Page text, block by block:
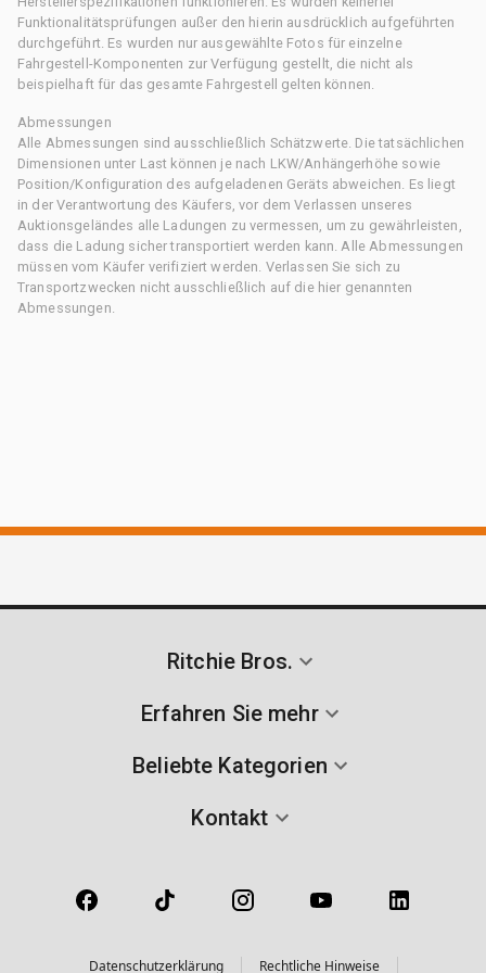
Funktionalitätsprüfungen außer den hierin ausdrücklich aufgeführten
durchgeführt. Es wurden nur ausgewählte Fotos für einzelne
Fahrgestell-Komponenten zur Verfügung gestellt, die nicht als
beispielhaft für das gesamte Fahrgestell gelten können.
Abmessungen
Alle Abmessungen sind ausschließlich Schätzwerte. Die tatsächlichen
Dimensionen unter Last können je nach LKW/Anhängerhöhe sowie
Position/Konfiguration des aufgeladenen Geräts abweichen. Es liegt
in der Verantwortung des Käufers, vor dem Verlassen unseres
Auktionsgeländes alle Ladungen zu vermessen, um zu gewährleisten,
dass die Ladung sicher transportiert werden kann. Alle Abmessungen
müssen vom Käufer verifiziert werden. Verlassen Sie sich zu
Transportzwecken nicht ausschließlich auf die hier genannten
Abmessungen.
Ritchie Bros.
Erfahren Sie mehr
Beliebte Kategorien
Kontakt
Datenschutzerklärung Rechtliche Hinweise